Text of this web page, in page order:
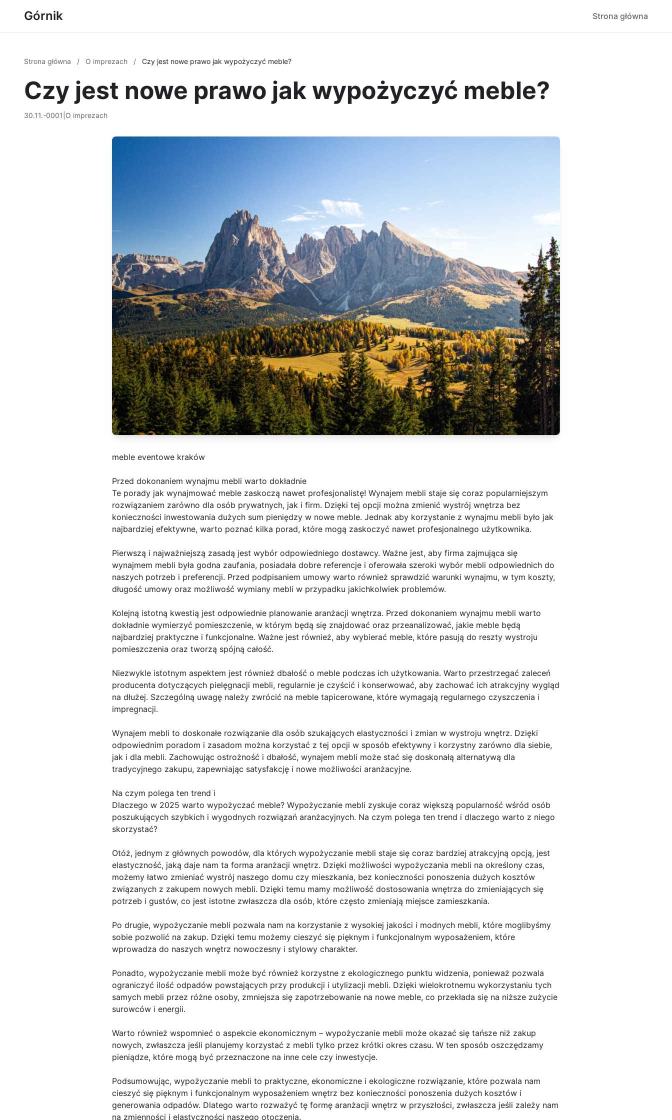
Górnik Strona główna
Strona główna / O imprezach / Czy jest nowe prawo jak wypożyczyć meble?
Czy jest nowe prawo jak wypożyczyć meble?
30.11.-0001 O imprezach
meble eventowe kraków
Przed dokonaniem wynajmu mebli warto dokładnie
Te porady jak wynajmować meble zaskoczą nawet profesjonalistę! Wynajem mebli staje się coraz popularniejszym
rozwiązaniem zarówno dla osób prywatnych, jak i firm. Dzięki tej opcji można zmienić wystrój wnętrza bez
konieczności inwestowania dużych sum pieniędzy w nowe meble. Jednak aby korzystanie z wynajmu mebli było jak
najbardziej efektywne, warto poznać kilka porad, które mogą zaskoczyć nawet profesjonalnego użytkownika.
Pierwszą i najważniejszą zasadą jest wybór odpowiedniego dostawcy. Ważne jest, aby firma zajmująca się
wynajmem mebli była godna zaufania, posiadała dobre referencje i oferowała szeroki wybór mebli odpowiednich do
naszych potrzeb i preferencji. Przed podpisaniem umowy warto również sprawdzić warunki wynajmu, w tym koszty,
długość umowy oraz możliwość wymiany mebli w przypadku jakichkolwiek problemów.
Kolejną istotną kwestią jest odpowiednie planowanie aranżacji wnętrza. Przed dokonaniem wynajmu mebli warto
dokładnie wymierzyć pomieszczenie, w którym będą się znajdować oraz przeanalizować, jakie meble będą
najbardziej praktyczne i funkcjonalne. Ważne jest również, aby wybierać meble, które pasują do reszty wystroju
pomieszczenia oraz tworzą spójną całość.
Niezwykle istotnym aspektem jest również dbałość o meble podczas ich użytkowania. Warto przestrzegać zaleceń
producenta dotyczących pielęgnacji mebli, regularnie je czyścić i konserwować, aby zachować ich atrakcyjny wygląd
na dłużej. Szczególną uwagę należy zwrócić na meble tapicerowane, które wymagają regularnego czyszczenia i
impregnacji.
Wynajem mebli to doskonałe rozwiązanie dla osób szukających elastyczności i zmian w wystroju wnętrz. Dzięki
odpowiednim poradom i zasadom można korzystać z tej opcji w sposób efektywny i korzystny zarówno dla siebie,
jak i dla mebli. Zachowując ostrożność i dbałość, wynajem mebli może stać się doskonałą alternatywą dla
tradycyjnego zakupu, zapewniając satysfakcję i nowe możliwości aranżacyjne.
Na czym polega ten trend i
Dlaczego w 2025 warto wypożyczać meble? Wypożyczanie mebli zyskuje coraz większą popularność wśród osób
poszukujących szybkich i wygodnych rozwiązań aranżacyjnych. Na czym polega ten trend i dlaczego warto z niego
skorzystać?
Otóż, jednym z głównych powodów, dla których wypożyczanie mebli staje się coraz bardziej atrakcyjną opcją, jest
elastyczność, jaką daje nam ta forma aranżacji wnętrz. Dzięki możliwości wypożyczania mebli na określony czas,
możemy łatwo zmieniać wystrój naszego domu czy mieszkania, bez konieczności ponoszenia dużych kosztów
związanych z zakupem nowych mebli. Dzięki temu mamy możliwość dostosowania wnętrza do zmieniających się
potrzeb i gustów, co jest istotne zwłaszcza dla osób, które często zmieniają miejsce zamieszkania.
Po drugie, wypożyczanie mebli pozwala nam na korzystanie z wysokiej jakości i modnych mebli, które moglibyśmy
sobie pozwolić na zakup. Dzięki temu możemy cieszyć się pięknym i funkcjonalnym wyposażeniem, które
wprowadza do naszych wnętrz nowoczesny i stylowy charakter.
Ponadto, wypożyczanie mebli może być również korzystne z ekologicznego punktu widzenia, ponieważ pozwala
ograniczyć ilość odpadów powstających przy produkcji i utylizacji mebli. Dzięki wielokrotnemu wykorzystaniu tych
samych mebli przez różne osoby, zmniejsza się zapotrzebowanie na nowe meble, co przekłada się na niższe zużycie
surowców i energii.
Warto również wspomnieć o aspekcie ekonomicznym – wypożyczanie mebli może okazać się tańsze niż zakup
nowych, zwłaszcza jeśli planujemy korzystać z mebli tylko przez krótki okres czasu. W ten sposób oszczędzamy
pieniądze, które mogą być przeznaczone na inne cele czy inwestycje.
Podsumowując, wypożyczanie mebli to praktyczne, ekonomiczne i ekologiczne rozwiązanie, które pozwala nam
cieszyć się pięknym i funkcjonalnym wyposażeniem wnętrz bez konieczności ponoszenia dużych kosztów i
generowania odpadów. Dlatego warto rozważyć tę formę aranżacji wnętrz w przyszłości, zwłaszcza jeśli zależy nam
na zmienności i elastyczności naszego otoczenia.